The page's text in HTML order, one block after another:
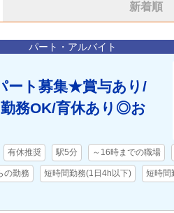
新着順
パート・アルバイト
ート募集★賞与あり/
勤務OK/育休あり◎お
有休推奨 駅5分 ～16時までの職場
の勤務 短時間勤務(1日4h以下) 短時間